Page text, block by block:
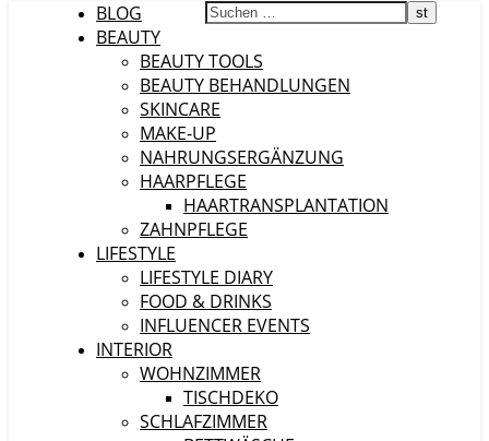
BLOG
BEAUTY
BEAUTY TOOLS
BEAUTY BEHANDLUNGEN
SKINCARE
MAKE-UP
NAHRUNGSERGÄNZUNG
HAARPFLEGE
HAARTRANSPLANTATION
ZAHNPFLEGE
LIFESTYLE
LIFESTYLE DIARY
FOOD & DRINKS
INFLUENCER EVENTS
INTERIOR
WOHNZIMMER
TISCHDEKO
SCHLAFZIMMER